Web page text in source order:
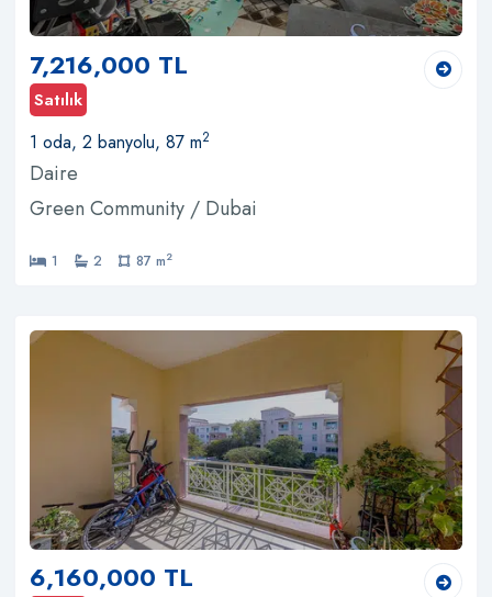
7,216,000 TL
Satılık
1 oda, 2 banyolu, 87 m2
Daire
Green Community / Dubai
1 2 87 m2
6,160,000 TL